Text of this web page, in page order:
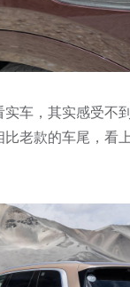
车，其实感受不
老款的车尾，看